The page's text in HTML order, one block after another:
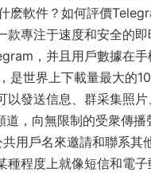
麽軟件？如何評價
款專注于速度和安全的
，并且用戶數據在
是世界上下載量最大的10
以發送信息、群采集照
道，向無限制的受衆傳
用戶名來邀請和聯系其
種程度上就像短信和電